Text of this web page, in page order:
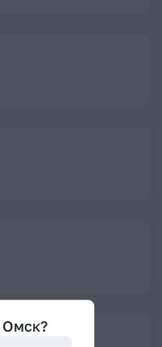
Омск?